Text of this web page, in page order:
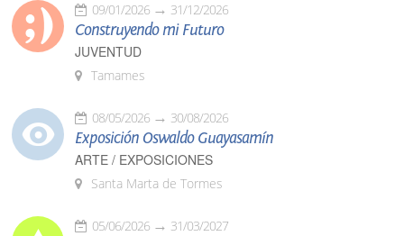
09/01/2026 31/12/2026
Construyendo mi Futuro
JUVENTUD
Tamames
08/05/2026 30/08/2026
Exposición Oswaldo Guayasamín
ARTE / EXPOSICIONES
Santa Marta de Tormes
05/06/2026 31/03/2027